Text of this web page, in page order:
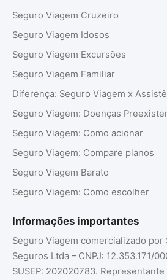
Seguro Viagem Cruzeiro
Seguro Viagem Idosos
Seguro Viagem Excursões
Seguro Viagem Familiar
Diferença: Seguro Viagem x
Seguro Viagem: Doenças
Seguro Viagem: Como acionar
Seguro Viagem: Compare planos
Seguro Viagem Barato
Seguro Viagem: Como escolher
Informações importantes
Seguro Viagem comercializado por
Seguros Ltda – CNPJ: 12.353.171/
SUSEP: 202020783.